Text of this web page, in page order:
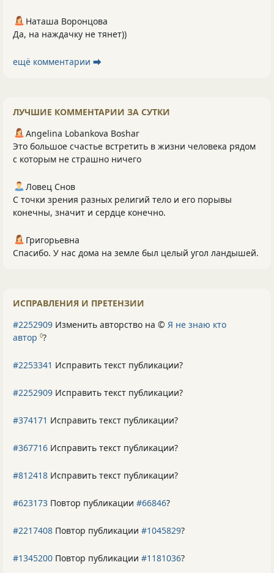
Наташа Воронцова
Да, на наждачку не тянет))
ещё комментарии ⮕
ЛУЧШИЕ КОММЕНТАРИИ ЗА СУТКИ
Angelina Lobankova Boshar
Это большое счастье встретить в жизни человека рядом
с которым не страшно ничего
Ловец Снов
С точки зрения разных религий тело и его порывы
конечны, значит и сердце конечно.
Григорьевна
Спасибо. У нас дома на земле был целый угол ландышей.
ИСПРАВЛЕНИЯ И ПРЕТЕНЗИИ
#2252909 Изменить авторство на © Я не знаю кто
автор 0?
#2253341 Исправить текст публикации?
#2252909 Исправить текст публикации?
#374171 Исправить текст публикации?
#367716 Исправить текст публикации?
#812418 Исправить текст публикации?
#623173 Повтор публикации #66846?
#2217408 Повтор публикации #1045829?
#1345200 Повтор публикации #1181036?